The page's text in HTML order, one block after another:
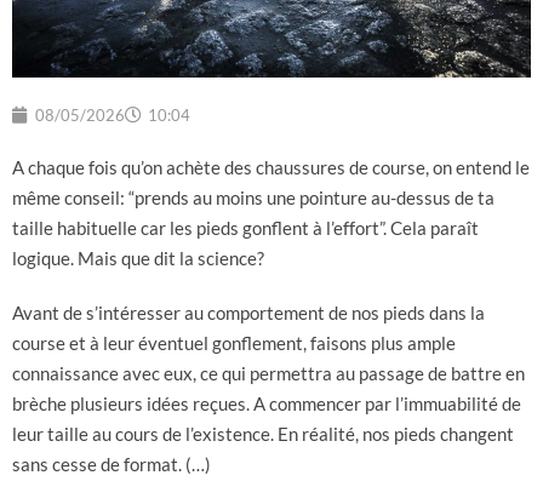
08/05/2026 10:04
A chaque fois qu’on achète des chaussures de course, on entend le
même conseil: “prends au moins une pointure au-dessus de ta
taille habituelle car les pieds gonflent à l’effort”. Cela paraît
logique. Mais que dit la science?
Avant de s’intéresser au comportement de nos pieds dans la
course et à leur éventuel gonflement, faisons plus ample
connaissance avec eux, ce qui permettra au passage de battre en
brèche plusieurs idées reçues. A commencer par l’immuabilité de
leur taille au cours de l’existence. En réalité, nos pieds changent
sans cesse de format. (…)